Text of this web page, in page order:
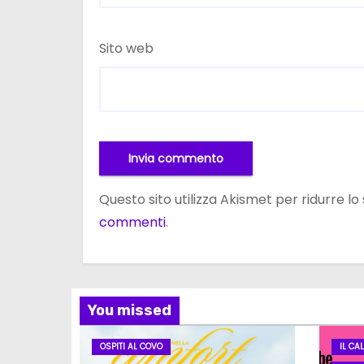
Sito web
Questo sito utilizza Akismet per ridurre
commenti.
You missed
OSPITI AL COVO
IL